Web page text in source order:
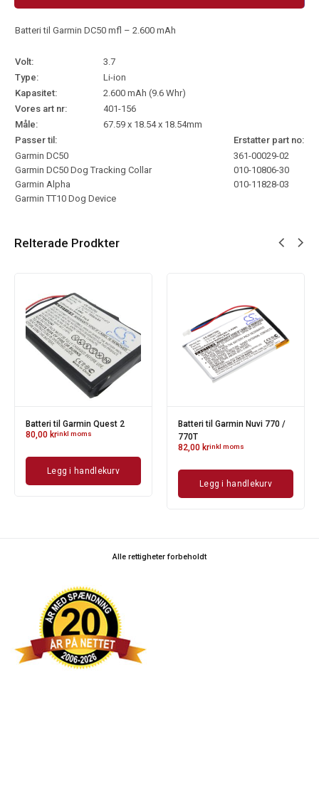
Batteri til Garmin DC50 mfl – 2.600 mAh
Volt:
3.7
Type:
Li-ion
Kapasitet:
2.600 mAh (9.6 Whr)
Vores art nr:
401-156
Måle:
67.59 x 18.54 x 18.54mm
Passer til:
Erstatter part no:
Garmin DC50
Garmin DC50 Dog Tracking Collar
Garmin Alpha
Garmin TT10 Dog Device
361-00029-02
010-10806-30
010-11828-03
Relterade Prodkter
Batteri til Garmin Quest 2
80,00 krinkl moms
Legg i handlekurv
Batteri til Garmin Nuvi 770 /
770T
82,00 krinkl moms
Legg i handlekurv
Alle rettigheter forbeholdt